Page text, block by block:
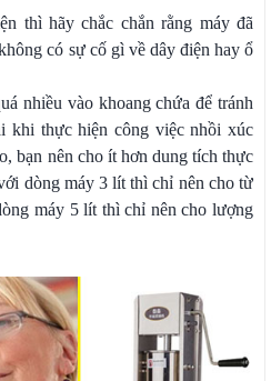
thì hãy chắc chắn rằng máy đã
có sự cố gì về dây điện hay ổ
nhiều vào khoang chứa để tránh
khi thực hiện công việc nhồi xúc
bạn nên cho ít hơn dung tích thực
dòng máy 3 lít thì chỉ nên cho từ
máy 5 lít thì chỉ nên cho lượng